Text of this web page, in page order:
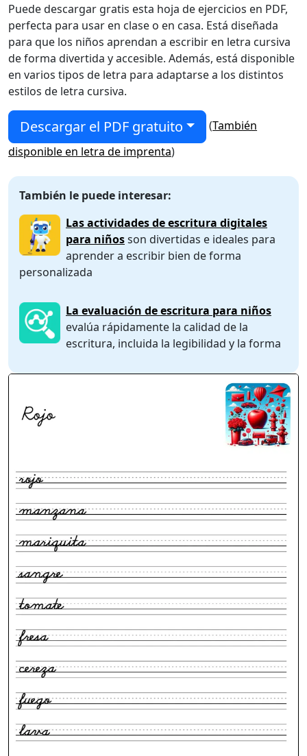
Puede descargar gratis esta hoja de ejercicios en PDF,
perfecta para usar en clase o en casa. Está diseñada
para que los niños aprendan a escribir en letra cursiva
de forma divertida y accesible. Además, está disponible
en varios tipos de letra para adaptarse a los distintos
estilos de letra cursiva.
Descargar el PDF gratuito (También
disponible en letra de imprenta)
También le puede interesar:
Las actividades de escritura digitales
para niñosson divertidas e ideales para
aprender a escribir bien de forma
personalizada
La evaluación de escritura para niños
evalúa rápidamente la calidad de la
escritura, incluida la legibilidad y la forma